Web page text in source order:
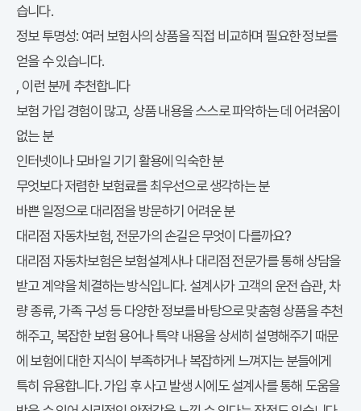
습니다.
정보 투명성: 여러 보험사의 상품을 직접 비교하며 필요한 정보를
얻을 수 있습니다.
다이렉트 보험
, 이런 분께 추천합니다
보험 가입 경험이 많고, 상품 내용을 스스로 파악하는 데 어려움이
없는 분
인터넷이나 모바일 기기 활용에 익숙한 분
무엇보다 저렴한 보험료를 최우선으로 생각하는 분
바쁜 일정으로 대리점을 방문하기 어려운 분
대리점 자동차보험, 전문가의 손길은 무엇이 다를까요?
대리점 자동차보험은 보험설계사나 대리점 전문가를 통해 상담을
받고 계약을 체결하는 방식입니다. 설계사가 고객의 운전 습관, 차
량 종류, 가족 구성 등 다양한 정보를 바탕으로 맞춤형 상품을 추천
해주고, 복잡한 보험 용어나 특약 내용을 상세히 설명해주기 때문
에 보험에 대한 지식이 부족하거나 복잡하게 느껴지는 분들에게
특히 유용합니다. 가입 후 사고 발생 시에도 설계사를 통해 도움을